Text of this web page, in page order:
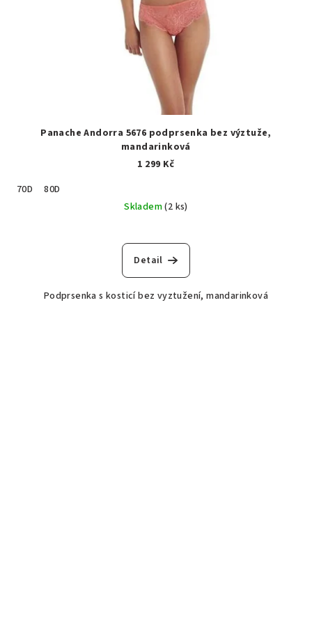
Panache Andorra 5676 podprsenka bez výztuže,
mandarinková
1 299 Kč
70D
80D
Skladem(2 ks)
Detail
Podprsenka s kosticí bez vyztužení, mandarinková